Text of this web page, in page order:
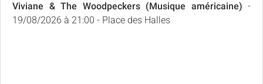
Viviane & The Woodpeckers (Musique américaine) -
19/08/2026 à 21:00 - Place des Halles